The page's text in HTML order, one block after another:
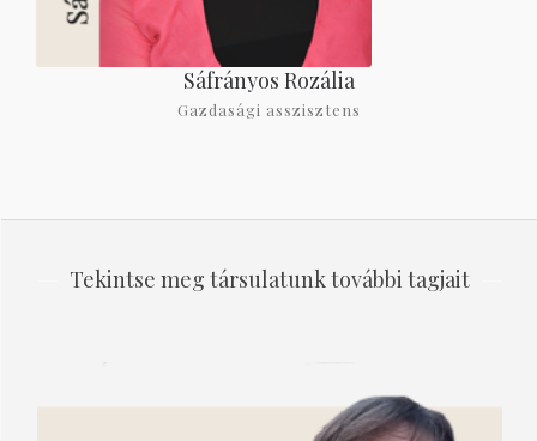
Sáfrányos Rozália
Gazdasági asszisztens
Tekintse meg társulatunk további tagjait